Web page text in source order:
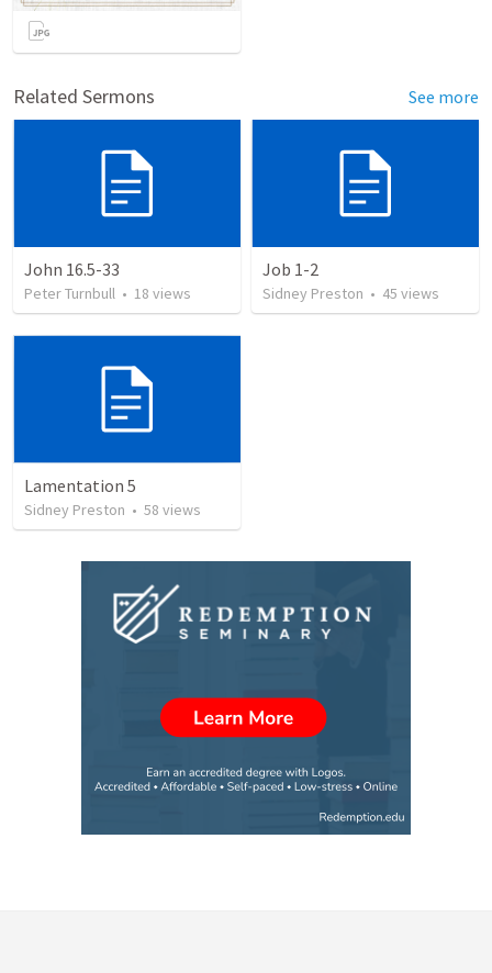
Related Sermons See more
John 16.5-33
Peter Turnbull • 18 views
Job 1-2
Sidney Preston • 45 views
Lamentation 5
Sidney Preston • 58 views